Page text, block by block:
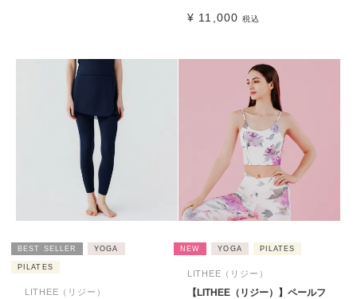
¥ 11,000 税込
BEST SELLER YOGA
PILATES
LITHEE（リジー）
NEW YOGA PILATES
LITHEE（リジー）
【LITHEE（リジー）】ペールフ